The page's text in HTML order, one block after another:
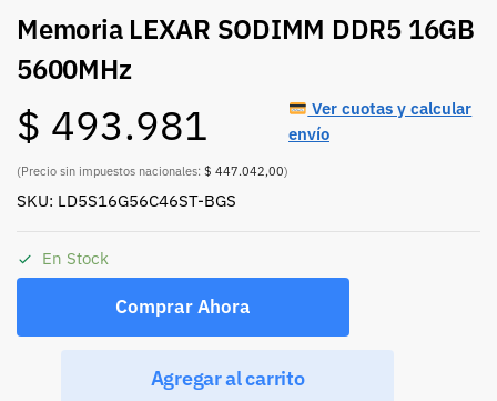
Memoria LEXAR SODIMM DDR5 16GB
5600MHz
$ 493.981
(Precio sin impuestos nacionales: $ 447.042,00)
Ver cuotas y calcular
envío
SKU: LD5S16G56C46ST-BGS
En Stock
Comprar Ahora
Agregar al carrito